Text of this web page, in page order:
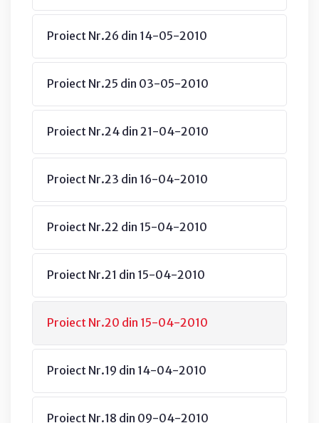
Proiect Nr.26 din 14-05-2010
Proiect Nr.25 din 03-05-2010
Proiect Nr.24 din 21-04-2010
Proiect Nr.23 din 16-04-2010
Proiect Nr.22 din 15-04-2010
Proiect Nr.21 din 15-04-2010
Proiect Nr.20 din 15-04-2010
Proiect Nr.19 din 14-04-2010
Proiect Nr.18 din 09-04-2010